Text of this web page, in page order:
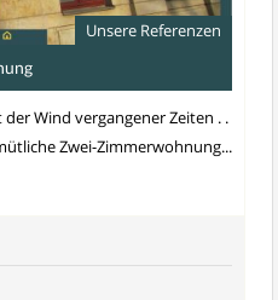
Unsere Referenzen
Wind vergangener Zeiten . .
Zwei-Zimmerwohnung...